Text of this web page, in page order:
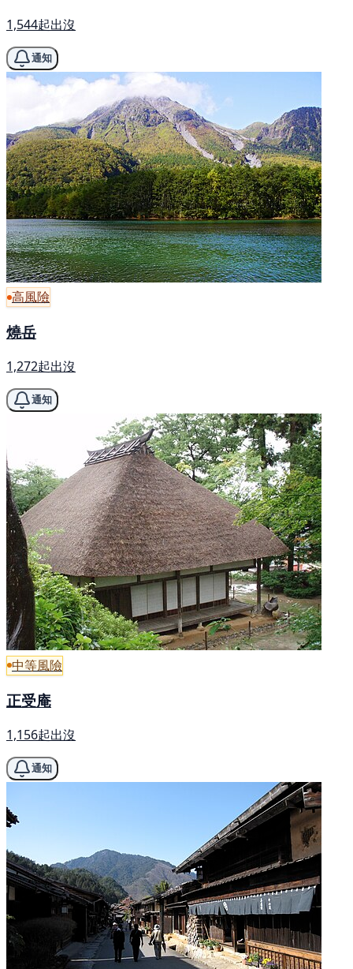
1,544起出沒
通知
高風險
燒岳
1,272起出沒
通知
中等風險
正受庵
1,156起出沒
通知